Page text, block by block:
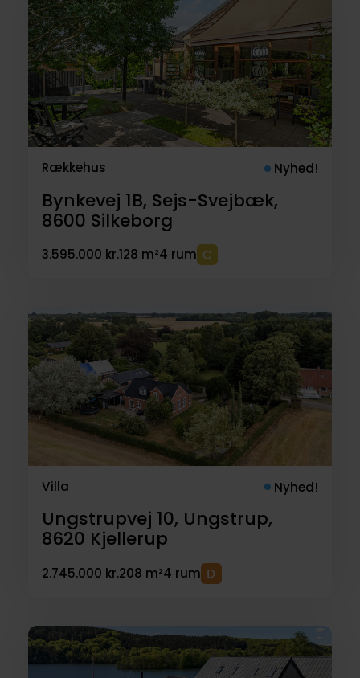
Rækkehus Nyhed!
Bynkevej 1B, Sejs-Svejbæk,
8600 Silkeborg
3.595.000 kr.128 m²4 rum
Villa Nyhed!
Ungstrupvej 10, Ungstrup,
8620 Kjellerup
2.745.000 kr.208 m²4 rum